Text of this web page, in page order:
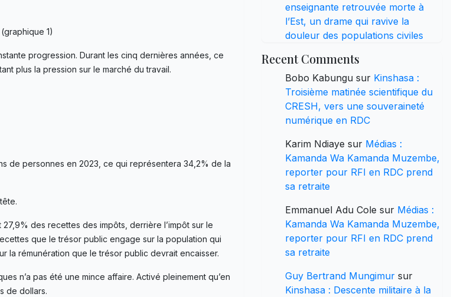
1)
progression. Durant les cinq dernières années, ce
plus la pression sur le marché du travail.
de personnes en 2023, ce qui représentera 34,2% de la
des recettes des impôts, derrière l’impôt sur le
que le trésor public engage sur la population qui
la rémunération que le trésor public devrait encaisser.
n’a pas été une mince affaire. Activé pleinement qu’en
de dollars.
enseignante retrouvée morte à
l’Est, un drame qui ravive la
douleur des populations civiles
Recent Comments
Bobo Kabungu sur Kinshasa :
Troisième matinée scientifique du
CRESH, vers une souveraineté
numérique en RDC
Karim Ndiaye sur Médias :
Kamanda Wa Kamanda Muzembe,
reporter pour RFI en RDC prend
sa retraite
Emmanuel Adu Cole sur Médias :
Kamanda Wa Kamanda Muzembe,
reporter pour RFI en RDC prend
sa retraite
Guy Bertrand Mungimur sur
Kinshasa : Descente militaire à la